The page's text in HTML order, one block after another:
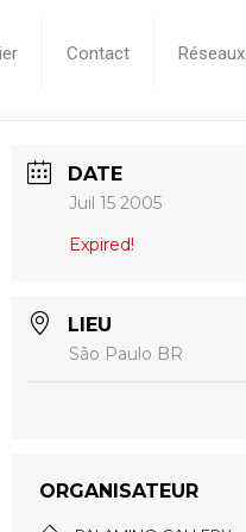
Contact Réseaux
DATE
Juil 15 2005
Expired!
LIEU
São Paulo BR
ORGANISATEUR